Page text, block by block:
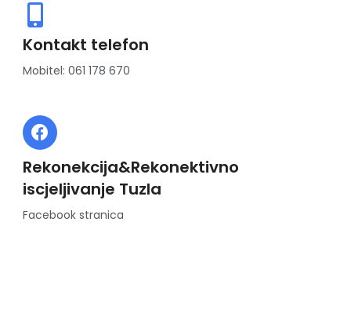
Kontakt telefon
Mobitel: 061 178 670
Rekonekcija&Rekonektivno
iscjeljivanje Tuzla
Facebook stranica